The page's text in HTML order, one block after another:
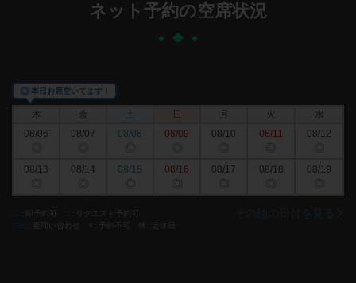
ネット予約の空席状況
◎本日お席空いてます！
木 金 土 日 火
水
08/06
◎
08/07
◎
08/08
◎
08/09
◎
08/10
◎
08/11
◎
08/12
◎
08/13
◎
08/14
◎
08/15
◎
08/16
◎
08/17
◎
08/18
◎
08/19
◎
□
要問い合わせ 休 定休日
その他の日付を見る